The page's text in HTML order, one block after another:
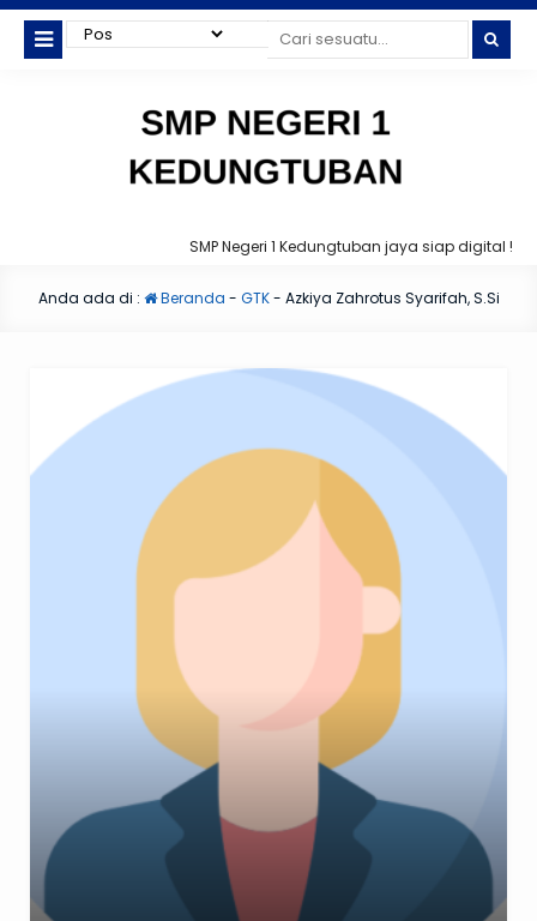
SMP Negeri 1 Kedungtuban jaya siap digital !
Anda ada di : Beranda - GTK- Azkiya Zahrotus Syarifah, S.Si